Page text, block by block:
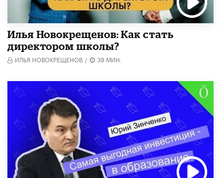
​Илья Новокрещенов: Как стать
директором школы?
ИЛЬЯ НОВОКРЕЩЕНОВ / 39 МИН.